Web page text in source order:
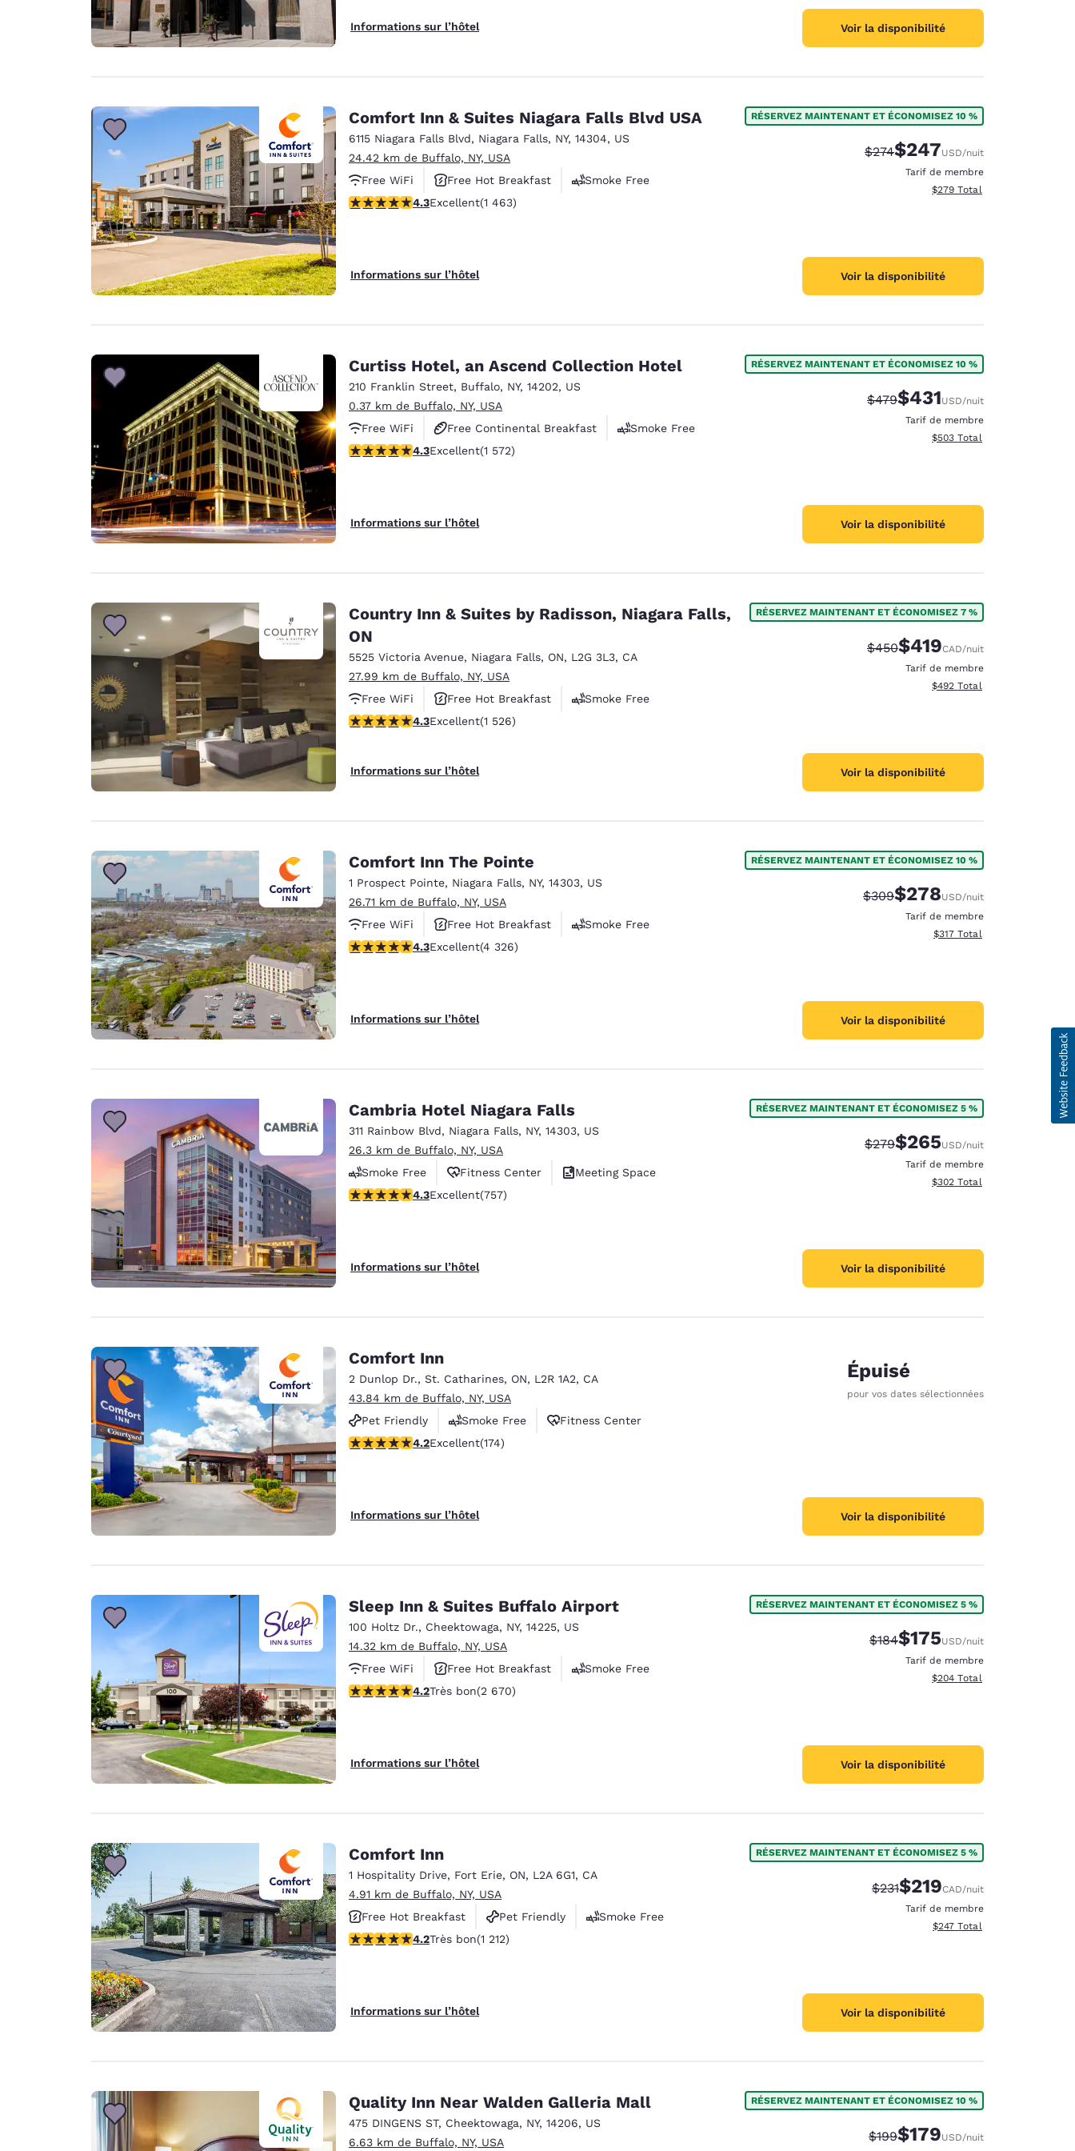
Informations sur l’hôtel Voir la disponibilité
Comfort Inn & Suites Niagara Falls Blvd USA
6115 Niagara Falls Blvd, Niagara Falls, NY, 14304, US
24.42 km de Buffalo, NY, USA
Free WiFi
Free Hot Breakfast
Smoke Free
4.35 étoiles. Excellent. 1463 commentaires
4.3Excellent(1 463)
Informations sur l’hôtel
RÉSERVEZ MAINTENANT ET ÉCONOMISEZ 10 %
Tarif barré :
$274Tarif réduit :
$247USD/nuit
Tarif de membre
Afficher les détails totaux
$279 Total
Voir la disponibilité
Curtiss Hotel, an Ascend Collection Hotel
210 Franklin Street, Buffalo, NY, 14202, US
0.37 km de Buffalo, NY, USA
Free WiFi
Free Continental Breakfast
Smoke Free
4.32 étoiles. Excellent. 1572 commentaires
4.3Excellent(1 572)
Informations sur l’hôtel
RÉSERVEZ MAINTENANT ET ÉCONOMISEZ 10 %
Tarif barré :
$479Tarif réduit :
$431USD/nuit
Tarif de membre
Afficher les détails totaux
$503 Total
Voir la disponibilité
Country Inn & Suites by Radisson, Niagara Falls,
ON
5525 Victoria Avenue, Niagara Falls, ON, L2G 3L3, CA
27.99 km de Buffalo, NY, USA
Free WiFi
Free Hot Breakfast
Smoke Free
4.32 étoiles. Excellent. 1526 commentaires
4.3Excellent(1 526)
Informations sur l’hôtel
RÉSERVEZ MAINTENANT ET ÉCONOMISEZ 7 %
Tarif barré :
$450Tarif réduit :
$419CAD/nuit
Tarif de membre
Afficher les détails totaux
$492 Total
Voir la disponibilité
Comfort Inn The Pointe
1 Prospect Pointe, Niagara Falls, NY, 14303, US
26.71 km de Buffalo, NY, USA
Free WiFi
Free Hot Breakfast
Smoke Free
4.3 étoiles. Excellent. 4326 commentaires
4.3Excellent(4 326)
Informations sur l’hôtel
RÉSERVEZ MAINTENANT ET ÉCONOMISEZ 10 %
Tarif barré :
$309Tarif réduit :
$278USD/nuit
Tarif de membre
Afficher les détails totaux
$317 Total
Voir la disponibilité
Cambria Hotel Niagara Falls
311 Rainbow Blvd, Niagara Falls, NY, 14303, US
26.3 km de Buffalo, NY, USA
Smoke Free
Fitness Center
Meeting Space
4.26 étoiles. Excellent. 757 commentaires
4.3Excellent(757)
Informations sur l’hôtel
RÉSERVEZ MAINTENANT ET ÉCONOMISEZ 5 %
Tarif barré :
$279Tarif réduit :
$265USD/nuit
Tarif de membre
Afficher les détails totaux
$302 Total
Voir la disponibilité
Comfort Inn
2 Dunlop Dr., St. Catharines, ON, L2R 1A2, CA
43.84 km de Buffalo, NY, USA
Pet Friendly
Smoke Free
Fitness Center
4.22 étoiles. Excellent. 174 commentaires
4.2Excellent(174)
Informations sur l’hôtel
Épuisé
pour vos dates sélectionnées
Voir la disponibilité
Sleep Inn & Suites Buffalo Airport
100 Holtz Dr., Cheektowaga, NY, 14225, US
14.32 km de Buffalo, NY, USA
Free WiFi
Free Hot Breakfast
Smoke Free
4.19 étoiles. Très bon. 2670 commentaires
4.2Très bon(2 670)
Informations sur l’hôtel
RÉSERVEZ MAINTENANT ET ÉCONOMISEZ 5 %
Tarif barré :
$184Tarif réduit :
$175USD/nuit
Tarif de membre
Afficher les détails totaux
$204 Total
Voir la disponibilité
Comfort Inn
1 Hospitality Drive, Fort Erie, ON, L2A 6G1, CA
4.91 km de Buffalo, NY, USA
Free Hot Breakfast
Pet Friendly
Smoke Free
4.16 étoiles. Très bon. 1212 commentaires
4.2Très bon(1 212)
Informations sur l’hôtel
RÉSERVEZ MAINTENANT ET ÉCONOMISEZ 5 %
Tarif barré :
$231Tarif réduit :
$219CAD/nuit
Tarif de membre
Afficher les détails totaux
$247 Total
Voir la disponibilité
Quality Inn Near Walden Galleria Mall
475 DINGENS ST, Cheektowaga, NY, 14206, US
6.63 km de Buffalo, NY, USA
RÉSERVEZ MAINTENANT ET ÉCONOMISEZ 10 %
Tarif barré :
$199Tarif réduit :
$179USD/nuit